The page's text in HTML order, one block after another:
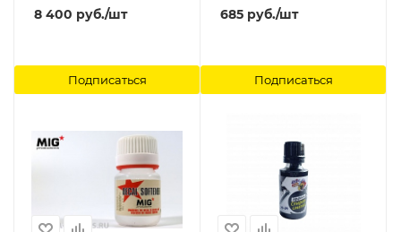
8 400 руб./шт
Подписаться
685 руб./шт
Подписаться